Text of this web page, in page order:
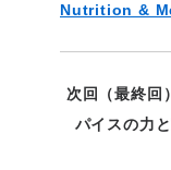
Nutrition &
次回（最終回
パイスの力